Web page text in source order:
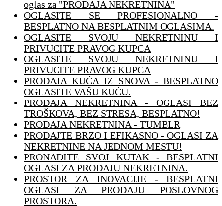
oglas za "PRODAJA NEKRETNINA"
OGLASITE SE PROFESIONALNO -
BESPLATNO NA BESPLATNIM OGLASIMA.
OGLASITE SVOJU NEKRETNINU I
PRIVUCITE PRAVOG KUPCA
OGLASITE SVOJU NEKRETNINU I
PRIVUCITE PRAVOG KUPCA
PRODAJA KUĆA IZ SNOVA - BESPLATNO
OGLASITE VAŠU KUĆU.
PRODAJA NEKRETNINA - OGLASI BEZ
TROŠKOVA, BEZ STRESA, BESPLATNO!
PRODAJA NEKRETNINA - TUMBLR
PRODAJTE BRZO I EFIKASNO - OGLASI ZA
NEKRETNINE NA JEDNOM MESTU!
PRONAĐITE SVOJ KUTAK - BESPLATNI
OGLASI ZA PRODAJU NEKRETNINA.
PROSTOR ZA INOVACIJE - BESPLATNI
OGLASI ZA PRODAJU POSLOVNOG
PROSTORA.